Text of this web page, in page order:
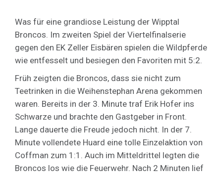
Was für eine grandiose Leistung der Wipptal
Broncos. Im zweiten Spiel der Viertelfinalserie
gegen den EK Zeller Eisbären spielen die Wildpferde
wie entfesselt und besiegen den Favoriten mit 5:2.
Früh zeigten die Broncos, dass sie nicht zum
Teetrinken in die Weihenstephan Arena gekommen
waren. Bereits in der 3. Minute traf Erik Hofer ins
Schwarze und brachte den Gastgeber in Front.
Lange dauerte die Freude jedoch nicht. In der 7.
Minute vollendete Huard eine tolle Einzelaktion von
Coffman zum 1:1. Auch im Mitteldrittel legten die
Broncos los wie die Feuerwehr. Nach 2 Minuten lief